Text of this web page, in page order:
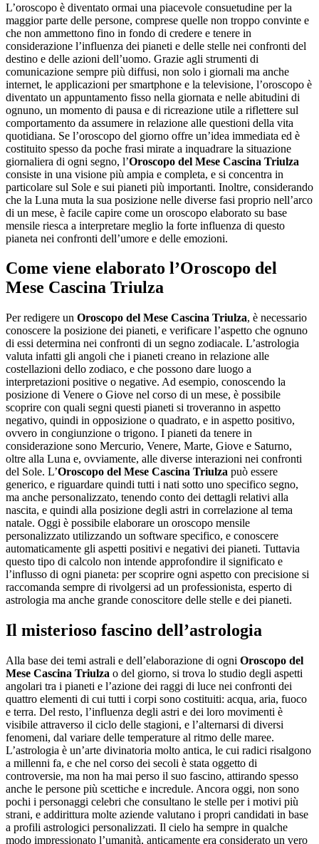
L’oroscopo è diventato ormai una piacevole consuetudine per la
maggior parte delle persone, comprese quelle non troppo convinte e
che non ammettono fino in fondo di credere e tenere in
considerazione l’influenza dei pianeti e delle stelle nei confronti del
destino e delle azioni dell’uomo. Grazie agli strumenti di
comunicazione sempre più diffusi, non solo i giornali ma anche
internet, le applicazioni per smartphone e la televisione, l’oroscopo è
diventato un appuntamento fisso nella giornata e nelle abitudini di
ognuno, un momento di pausa e di ricreazione utile a riflettere sul
comportamento da assumere in relazione alle questioni della vita
quotidiana. Se l’oroscopo del giorno offre un’idea immediata ed è
costituito spesso da poche frasi mirate a inquadrare la situazione
giornaliera di ogni segno, l’Oroscopo del Mese Cascina Triulza
consiste in una visione più ampia e completa, e si concentra in
particolare sul Sole e sui pianeti più importanti. Inoltre, considerando
che la Luna muta la sua posizione nelle diverse fasi proprio nell’arco
di un mese, è facile capire come un oroscopo elaborato su base
mensile riesca a interpretare meglio la forte influenza di questo
pianeta nei confronti dell’umore e delle emozioni.
Come viene elaborato l’Oroscopo del
Mese Cascina Triulza
Per redigere un Oroscopo del Mese Cascina Triulza, è necessario
conoscere la posizione dei pianeti, e verificare l’aspetto che ognuno
di essi determina nei confronti di un segno zodiacale. L’astrologia
valuta infatti gli angoli che i pianeti creano in relazione alle
costellazioni dello zodiaco, e che possono dare luogo a
interpretazioni positive o negative. Ad esempio, conoscendo la
posizione di Venere o Giove nel corso di un mese, è possibile
scoprire con quali segni questi pianeti si troveranno in aspetto
negativo, quindi in opposizione o quadrato, e in aspetto positivo,
ovvero in congiunzione o trigono. I pianeti da tenere in
considerazione sono Mercurio, Venere, Marte, Giove e Saturno,
oltre alla Luna e, ovviamente, alle diverse interazioni nei confronti
del Sole. L’Oroscopo del Mese Cascina Triulza può essere
generico, e riguardare quindi tutti i nati sotto uno specifico segno,
ma anche personalizzato, tenendo conto dei dettagli relativi alla
nascita, e quindi alla posizione degli astri in correlazione al tema
natale. Oggi è possibile elaborare un oroscopo mensile
personalizzato utilizzando un software specifico, e conoscere
automaticamente gli aspetti positivi e negativi dei pianeti. Tuttavia
questo tipo di calcolo non intende approfondire il significato e
l’influsso di ogni pianeta: per scoprire ogni aspetto con precisione si
raccomanda sempre di rivolgersi ad un professionista, esperto di
astrologia ma anche grande conoscitore delle stelle e dei pianeti.
Il misterioso fascino dell’astrologia
Alla base dei temi astrali e dell’elaborazione di ogni Oroscopo del
Mese Cascina Triulza o del giorno, si trova lo studio degli aspetti
angolari tra i pianeti e l’azione dei raggi di luce nei confronti dei
quattro elementi di cui tutti i corpi sono costituiti: acqua, aria, fuoco
e terra. Del resto, l’influenza degli astri e dei loro movimenti è
visibile attraverso il ciclo delle stagioni, e l’alternarsi di diversi
fenomeni, dal variare delle temperature al ritmo delle maree.
L’astrologia è un’arte divinatoria molto antica, le cui radici risalgono
a millenni fa, e che nel corso dei secoli è stata oggetto di
controversie, ma non ha mai perso il suo fascino, attirando spesso
anche le persone più scettiche e incredule. Ancora oggi, non sono
pochi i personaggi celebri che consultano le stelle per i motivi più
strani, e addirittura molte aziende valutano i propri candidati in base
a profili astrologici personalizzati. Il cielo ha sempre in qualche
modo impressionato l’umanità, anticamente era considerato un vero